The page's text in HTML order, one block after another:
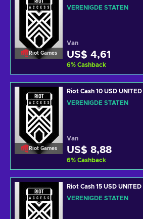
Riot Games
VERENIGDE STATEN
Van
US$ 4,61
6% Cashback
Riot Games
Riot Cash 10 USD
VERENIGDE STATEN
Van
US$ 8,88
6% Cashback
Riot Cash 15 USD UNITED
VERENIGDE STATEN